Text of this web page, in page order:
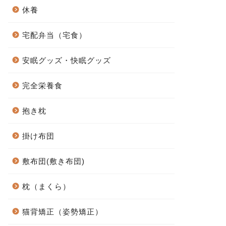
休養
宅配弁当（宅食）
安眠グッズ・快眠グッズ
完全栄養食
抱き枕
掛け布団
敷布団(敷き布団)
枕（まくら）
猫背矯正（姿勢矯正）